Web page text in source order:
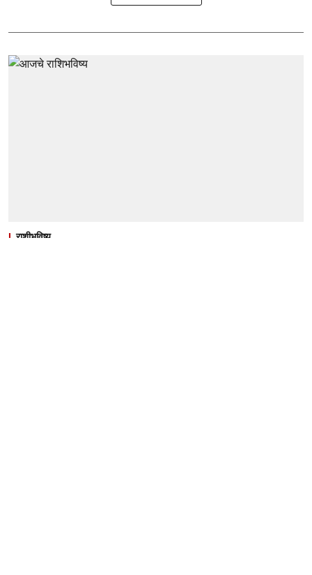
राशीभविष्य